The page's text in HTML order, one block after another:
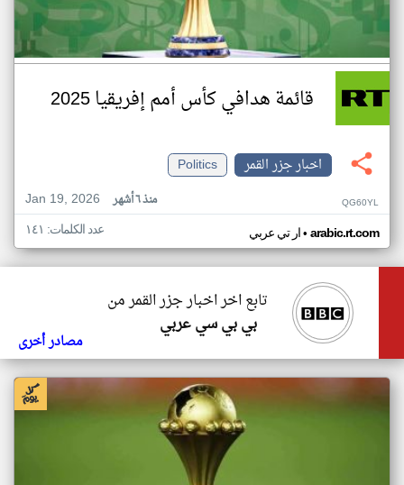
قائمة هدافي كأس أمم إفريقيا 2025
اخبار جزر القمر
Politics
Jan 19, 2026
منذ ٦ أشهر QG60YL
ار تي عربي• arabic.rt.com عدد الكلمات: ١٤١
تابع اخر اخبار جزر القمر من
بي بي سي عربي
مصادر أخرى